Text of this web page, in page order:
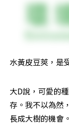
水黃皮豆莢，是
大D說，可愛的
存。我不以為然
長成大樹的機會